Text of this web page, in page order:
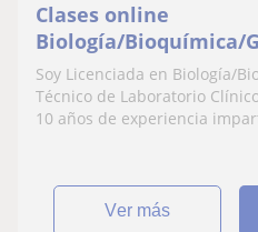
Clases online
Biología/Bioquímica/
(tarde-noche)
Soy Licenciada en Biología/
Técnico de Laboratorio
10 años de experiencia
ver más